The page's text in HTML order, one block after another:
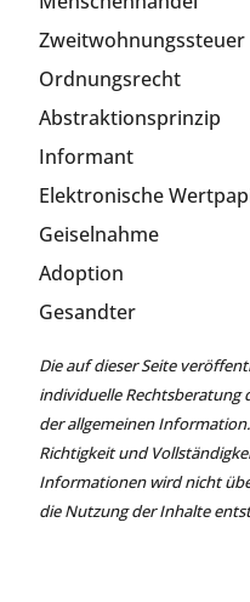
Zweitwohnungssteuer
Ordnungsrecht
Abstraktionsprinzip
Informant
Elektronische
Geiselnahme
Adoption
Gesandter
Die auf dieser Seite
individuelle Rechtsberatung
der allgemeinen
Richtigkeit und
Informationen wird nicht
die Nutzung der Inhalte